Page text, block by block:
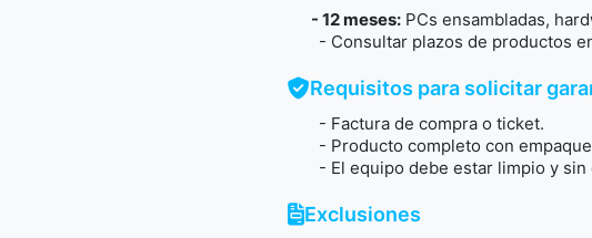
- 12 meses: PCs ensambladas,
- Consultar plazos de productos
Requisitos para solicitar
- Factura de compra o ticket.
- Producto completo con empaque
- El equipo debe estar limpio y sin
Exclusiones